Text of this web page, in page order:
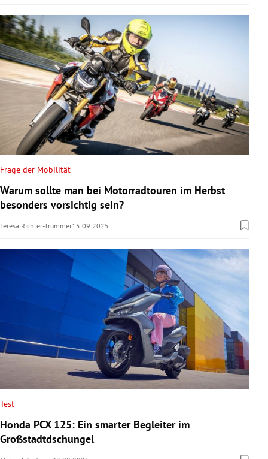
Frage der Mobilität
Warum sollte man bei Motorradtouren im Herbst
besonders vorsichtig sein?
Teresa Richter-Trummer15.09.2025
Test
Honda PCX 125: Ein smarter Begleiter im
Großstadtdschungel